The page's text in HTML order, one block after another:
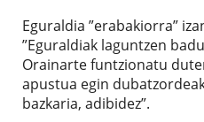
Eguraldia ”erabakiorra”
”Eguraldiak laguntzen
Orainarte funtzionatu
apustua egin
bazkaria, adibidez”.